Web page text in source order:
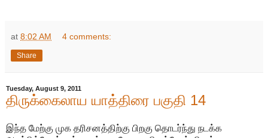
at 8:02 AM 4 comments:
Share
Tuesday, August 9, 2011
திருக்கைலாய யாத்திரை பகுதி 14
இந்த மேற்கு முக தரிசனத்திற்கு பிறகு தொடர்ந்து நடக்க